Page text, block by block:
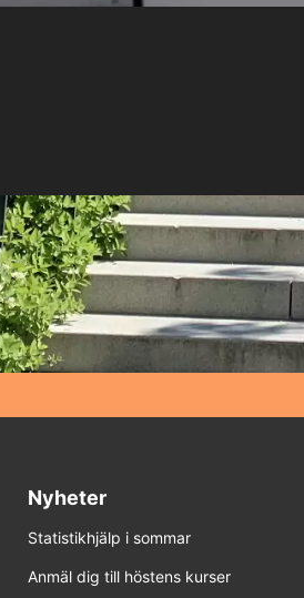
Nyheter
Statistikhjälp i sommar
Anmäl dig till höstens kurser